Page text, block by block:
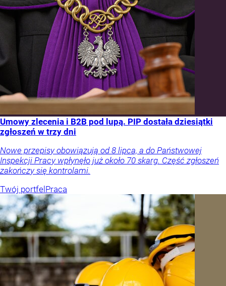
Umowy zlecenia i B2B pod lupą. PIP dostała dziesiątki
zgłoszeń w trzy dni
Nowe przepisy obowiązują od 8 lipca, a do Państwowej
Inspekcji Pracy wpłynęło już około 70 skarg. Część zgłoszeń
zakończy się kontrolami.
Twój portfelPraca